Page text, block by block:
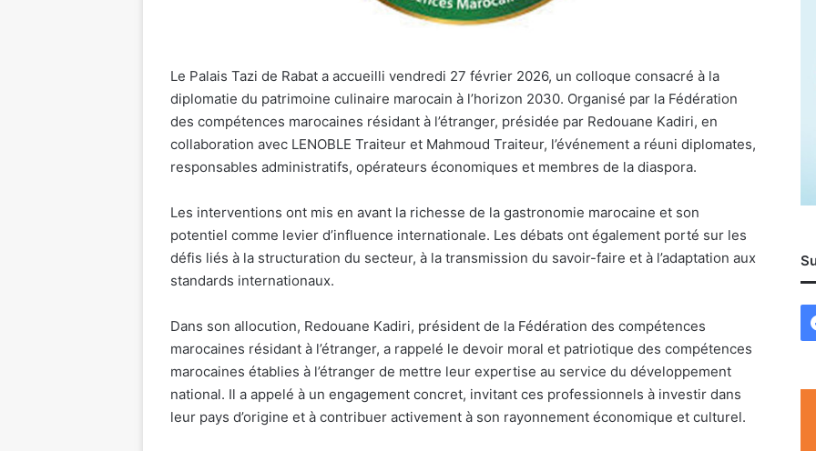
Le Palais Tazi de Rabat a accueilli vendredi 27 février 2026, un colloque consacré à la
diplomatie du patrimoine culinaire marocain à l’horizon 2030. Organisé par la Fédération
des compétences marocaines résidant à l’étranger, présidée par Redouane Kadiri, en
collaboration avec LENOBLE Traiteur et Mahmoud Traiteur, l’événement a réuni diplomates,
responsables administratifs, opérateurs économiques et membres de la diaspora.
Les interventions ont mis en avant la richesse de la gastronomie marocaine et son
potentiel comme levier d’influence internationale. Les débats ont également porté sur les
défis liés à la structuration du secteur, à la transmission du savoir-faire et à l’adaptation aux
standards internationaux.
Dans son allocution, Redouane Kadiri, président de la Fédération des compétences
marocaines résidant à l’étranger, a rappelé le devoir moral et patriotique des compétences
marocaines établies à l’étranger de mettre leur expertise au service du développement
national. Il a appelé à un engagement concret, invitant ces professionnels à investir dans
leur pays d’origine et à contribuer activement à son rayonnement économique et culturel.